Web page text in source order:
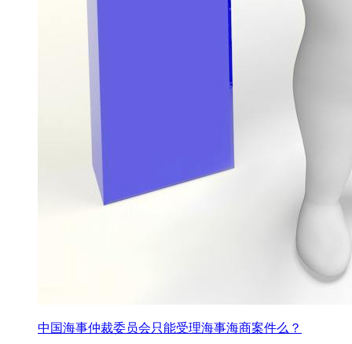
中国海事仲裁委员会只能受理海事海商案件么？